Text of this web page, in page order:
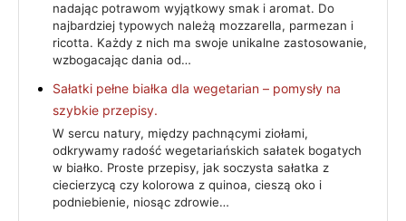
nadając potrawom wyjątkowy smak i aromat. Do
najbardziej typowych należą mozzarella, parmezan i
ricotta. Każdy z nich ma swoje unikalne zastosowanie,
wzbogacając dania od…
Sałatki pełne białka dla wegetarian – pomysły na
szybkie przepisy.
W sercu natury, między pachnącymi ziołami,
odkrywamy radość wegetariańskich sałatek bogatych
w białko. Proste przepisy, jak soczysta sałatka z
ciecierzycą czy kolorowa z quinoa, cieszą oko i
podniebienie, niosąc zdrowie…